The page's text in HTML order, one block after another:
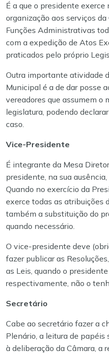
É a que o presidente
organização aos serviços
Funções Administrativas
com a expedição de Atos
praticados pelo próprio
Outra importante atividade
Municipal é a de dar posse
vereadores que assumem o
legislatura, podendo
caso.
Vice-Presidente
É integrante da Mesa
presidente, na sua
Quando no exercício da
exerce todas as atribuições
também a substituição do
quando necessário.
O vice-presidente deve
fazer publicar as
as Leis, quando o
respectivamente, não o
Secretário
Cabe ao secretário fazer a
Plenário, a leitura de
à deliberação da Câmara, a